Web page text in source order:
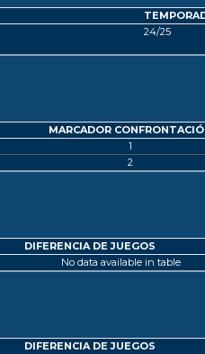
24/25
MARCADOR
1
2
DIFERENCIA DE JUEGOS
No data available in table
DIFERENCIA DE JUEGOS